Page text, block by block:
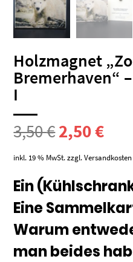
Holzmagnet
Bremerhaven“
I
3,50€
Preis
war:
3,50 €
2,50€
Preis
ist:
inkl. 19 % MwSt. zzgl.Versandkosten
Ein
Eine
Warum
man beides